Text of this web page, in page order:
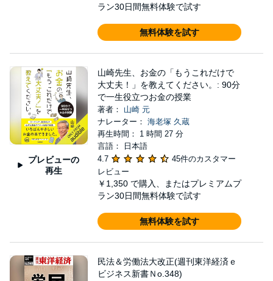
ラン30日間無料体験で試す
無料体験を試す
プレビューの
再生
山崎先生、お金の「もうこれだけで
大丈夫！」を教えてください。: 90分
で一生役立つお金の授業
著者： 山崎 元
ナレーター： 海老塚 久蔵
再生時間： 1 時間 27 分
言語： 日本語
4.7
45件のカスタマー
レビュー
￥1,350 で購入、またはプレミアムプ
ラン30日間無料体験で試す
無料体験を試す
民法＆労働法大改正(週刊東洋経済ｅ
ビジネス新書Ｎo.348)